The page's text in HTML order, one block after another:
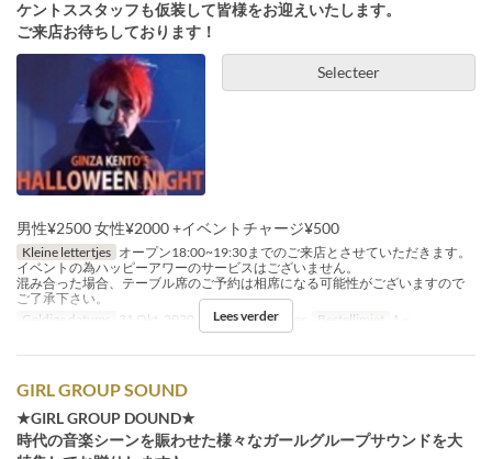
ケントススタッフも仮装して皆様をお迎えいたします。
ご来店お待ちしております！
Selecteer
男性¥2500 女性¥2000 +イベントチャージ¥500
Kleine lettertjes オープン18:00~19:30までのご来店とさせていただきます。
イベントの為ハッピーアワーのサービスはございません。
混み合った場合、テーブル席のご予約は相席になる可能性がございますので
ご了承下さい。
Geldige datums
31 Okt, 2020 Maaltijden Diner Bestellimiet 1 ~
Lees verder
GIRL GROUP SOUND
★GIRL GROUP DOUND★
時代の音楽シーンを賑わせた様々なガールグループサウンドを大